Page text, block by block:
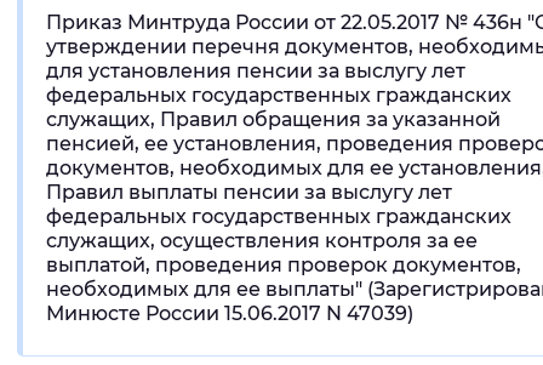
Цвет сайта
Монохромный Инверсивный
Синий фон
Изображения
Включены Выключены
Звуковой ассистент
Приказ Минтруда России от 22.05.2017 № 436н
утверждении перечня документов,
для установления пенсии за выслугу лет
федеральных государственных гражданских
служащих, Правил обращения за указанной
пенсией, ее установления, проведения
документов, необходимых для ее
Правил выплаты пенсии за выслугу лет
федеральных государственных гражданских
служащих, осуществления контроля за ее
выплатой, проведения проверок документов,
необходимых для ее выплаты"
Минюсте России 15.06.2017 N 47039)